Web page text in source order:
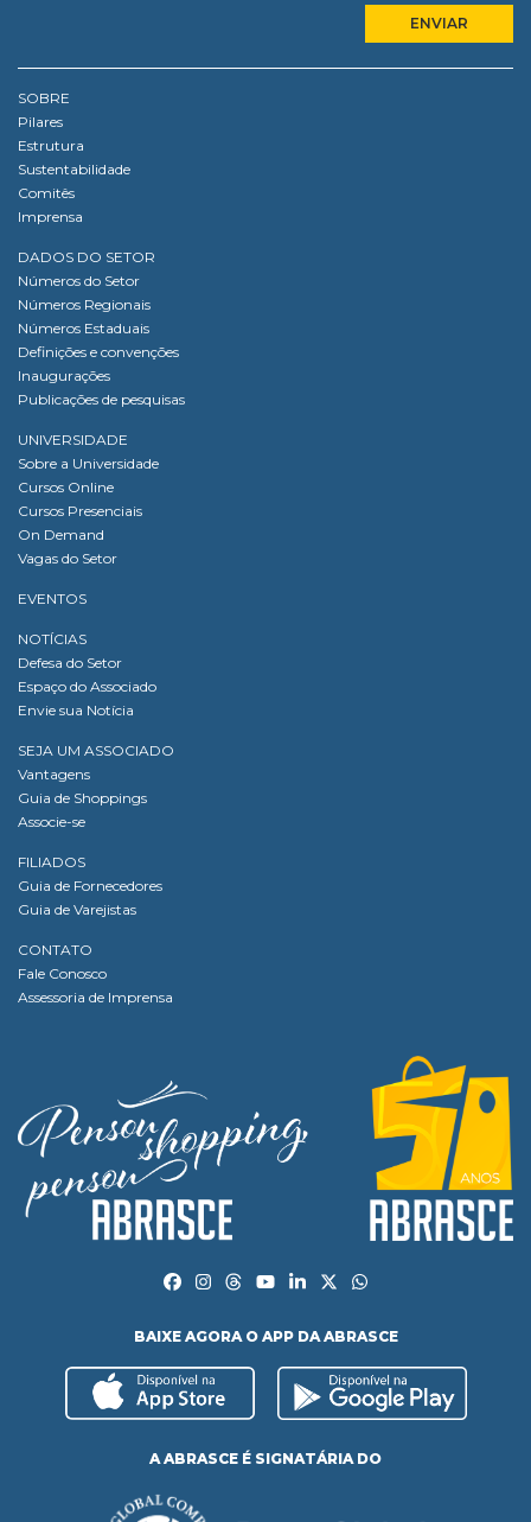
SOBRE
Pilares
Estrutura
Sustentabilidade
Comitês
Imprensa
DADOS DO SETOR
Números do Setor
Números Regionais
Números Estaduais
Definições e convenções
Inaugurações
Publicações de pesquisas
UNIVERSIDADE
Sobre a Universidade
Cursos Online
Cursos Presenciais
On Demand
Vagas do Setor
EVENTOS
NOTÍCIAS
Defesa do Setor
Espaço do Associado
Envie sua Notícia
SEJA UM ASSOCIADO
Vantagens
Guia de Shoppings
Associe-se
FILIADOS
Guia de Fornecedores
Guia de Varejistas
CONTATO
Fale Conosco
Assessoria de Imprensa
BAIXE AGORA O APP DA ABRASCE
A ABRASCE É SIGNATÁRIA DO